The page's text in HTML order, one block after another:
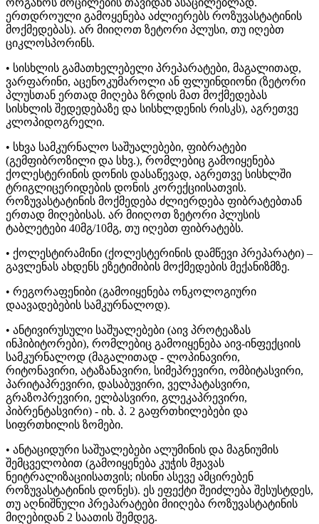
ერთდროული გამოყენება აძლიერებს როზუვასტატინის
მოქმედებას). არ მიიღოთ ზეტორი პლუსი, თუ იღებთ
ციკლოსპორინს.
• სისხლის გამათხელებელი პრეპარატები, მაგალითად,
ვარფარინი, აცენოკუმაროლი ან ფლუინდიონი (ზეტორი
პლუსთან ერთად მიღება ზრდის მათ მოქმედებას
სისხლის შედედებაზე და სისხლდენის რისკს), აგრეთვე
კლოპიდოგრელი.
• სხვა სამკურნალო საშუალებები, ფიბრატები
(გემფიბროზილი და სხვ.), რომლებიც გამოიყენება
ქოლესტერინის დონის დასაწევად, აგრეთვე სისხლში
ტრიგლიცერიდების დონის კორექციისათვის.
როზუვასტატინის მოქმედება ძლიერდება ფიბრატებთან
ერთად მიღებისას. არ მიიღოთ ზეტორი პლუსის
ტაბლეტები 40მგ/10მგ, თუ იღებთ ფიბრატებს.
• ქოლესტირამინი (ქოლესტერინის დამწევი პრეპარატი) –
გავლენას ახდენს ეზეტიმიბის მოქმედების მექანიზმზე.
• რეგორაფენიბი (გამოიყენება ონკოლოგიური
დაავადებების სამკურნალოდ).
• ანტივირუსული საშუალებები (აივ პროტეაზას
ინჰიბიტორები), რომლებიც გამოიყენება აივ-ინფექციის
სამკურნალოდ (მაგალითად - ლოპინავირი,
რიტონავირი, ატაზანავირი, სიმეპრევირი, ომბიტასვირი,
პარიტაპრევირი, დასაბუვირი, ველპატასვირი,
გრაზოპრევირი, ელბასვირი, გლეკაპრევირი,
პიბრენტასვირი) - იხ. პ. 2 გაფრთხილებები და
სიფრთხილის ზომები.
• ანტაციდური საშუალებები ალუმინის და მაგნიუმის
შემცველობით (გამოიყენება კუჭის მჟავას
ნეიტრალიზაციისათვის; ისინი ასევე ამცირებენ
როზუვასტატინის დონეს). ეს ეფექტი შეიძლება შესუსტდეს,
თუ აღნიშნული პრეპარატები მიიღება როზუვასტატინის
მიღებიდან 2 საათის შემდეგ.